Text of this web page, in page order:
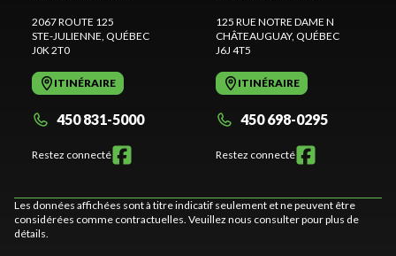
2067 ROUTE 125
STE-JULIENNE, QUÉBEC
J0K 2T0
ITINÉRAIRE
450 831-5000
Restez connecté
125 RUE NOTRE DAME N
CHÂTEAUGUAY, QUÉBEC
J6J 4T5
ITINÉRAIRE
450 698-0295
Restez connecté
Les données affichées sont à titre indicatif seulement et ne peuvent être
considérées comme contractuelles. Veuillez nous consulter pour plus de
détails.